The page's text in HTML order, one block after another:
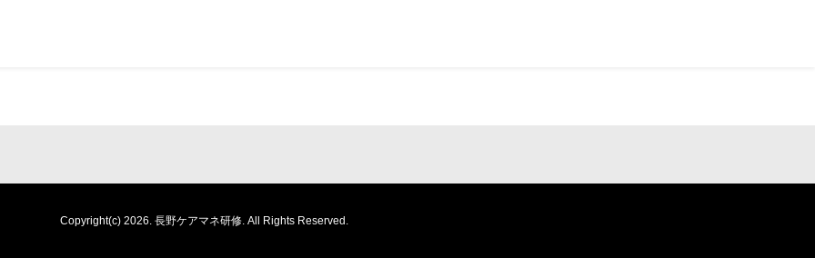
Copyright(c) 2026. 長野ケアマネ研修. All Rights Reserved.